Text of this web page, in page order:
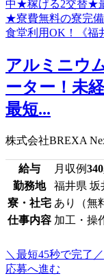
アルミニウ
ーター！未
最短...
株式会社BREXA
給与 月収例
勤務地
福井県 坂
寮・社宅 あり（無
仕事内容 加工・操
＼最短45秒で完了／
応募へ進む